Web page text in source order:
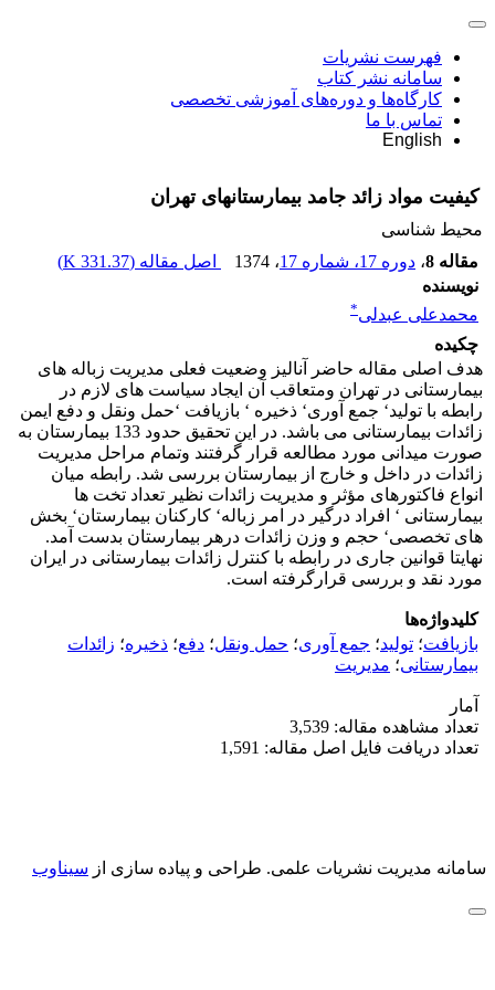
فهرست نشریات
سامانه نشر کتاب
کارگاه‌ها و دوره‌های آموزشی تخصصی
تماس با ما
English
کیفیت مواد زائد جامد بیمارستانهای تهران
محیط شناسی
مقاله 8
، دوره 17، شماره 17 ، 1374 اصل مقاله (331.37 K
)
نویسنده
محمدعلی عبدلی*
چکیده
هدف اصلی مقاله حاضر آنالیز وضعیت فعلی مدیریت زباله های
بیمارستانی در تهران ومتعاقب آن ایجاد سیاست های لازم در
رابطه با تولید‘ جمع آوری‘ ذخیره ‘ بازیافت ‘حمل ونقل و دفع ایمن
زائدات بیمارستانی می باشد. در این تحقیق حدود 133 بیمارستان به
صورت میدانی مورد مطالعه قرار گرفتند وتمام مراحل مدیریت
زائدات در داخل و خارج از بیمارستان بررسی شد. رابطه میان
انواع فاکتورهای مؤثر و مدیریت زائدات نظیر تعداد تخت ها
بیمارستانی ‘ افراد درگیر در امر زباله‘ کارکنان بیمارستان‘ بخش
های تخصصی‘ حجم و وزن زائدات درهر بیمارستان بدست آمد.
نهایتا قوانین جاری در رابطه با کنترل زائدات بیمارستانی در ایران
مورد نقد و بررسی قرارگرفته است.
کلیدواژه‌ها
بازیافت؛ تولید؛ جمع آوری؛ حمل ونقل؛ دفع؛ ذخیره؛ زائدات
بیمارستانی؛ مدیریت
آمار
تعداد مشاهده مقاله: 3,539
تعداد دریافت فایل اصل مقاله: 1,591
سامانه مدیریت نشریات علمی. طراحی و پیاده سازی از سیناوب